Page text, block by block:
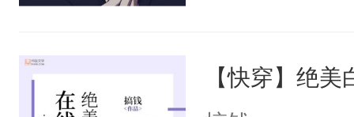
来，给老公
【快穿】绝